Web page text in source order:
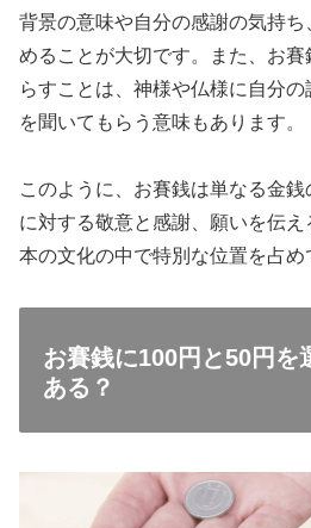
背景の意味や自分の感謝の気持
めることが大切です。また、お
らすことは、神様や仏様に自分
を聞いてもらう意味もあります。
このように、お賽銭は単なる金
に対する敬意と感謝、願いを伝え
本の文化の中で特別な位置を占め
お賽銭に100円と50円を
ある？